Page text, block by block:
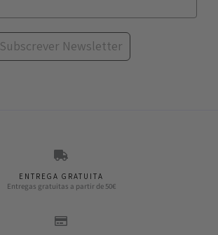
Subscrever Newsletter
ENTREGA GRATUITA
Entregas gratuitas a partir de 50€